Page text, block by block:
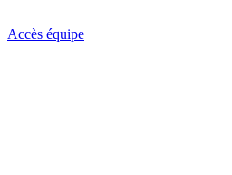
Accès équipe